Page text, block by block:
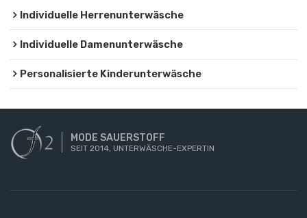
Individuelle Herrenunterwäsche
Individuelle Damenunterwäsche
Personalisierte Kinderunterwäsche
MODE SAUERSTOFF
SEIT 2014, UNTERWÄSCHE-EXPERTIN